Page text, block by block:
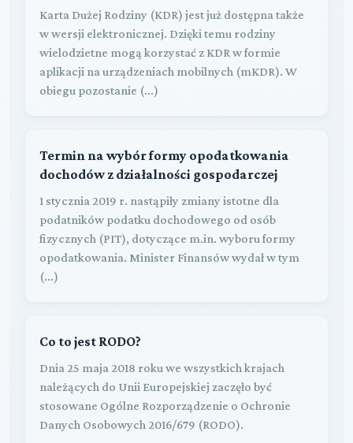
Karta Dużej Rodziny (KDR) jest już dostępna także
w wersji elektronicznej. Dzięki temu rodziny
wielodzietne mogą korzystać z KDR w formie
aplikacji na urządzeniach mobilnych (mKDR). W
obiegu pozostanie (...)
Termin na wybór formy opodatkowania
dochodów z działalności gospodarczej
1 stycznia 2019 r. nastąpiły zmiany istotne dla
podatników podatku dochodowego od osób
fizycznych (PIT), dotyczące m.in. wyboru formy
opodatkowania. Minister Finansów wydał w tym
(...)
Co to jest RODO?
Dnia 25 maja 2018 roku we wszystkich krajach
należących do Unii Europejskiej zaczęło być
stosowane Ogólne Rozporządzenie o Ochronie
Danych Osobowych 2016/679 (RODO).